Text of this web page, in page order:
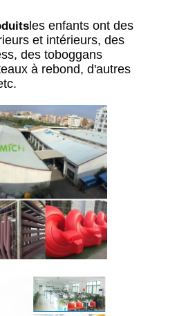
les enfants ont des
et intérieurs, des
des toboggans
à rebond, d'autres